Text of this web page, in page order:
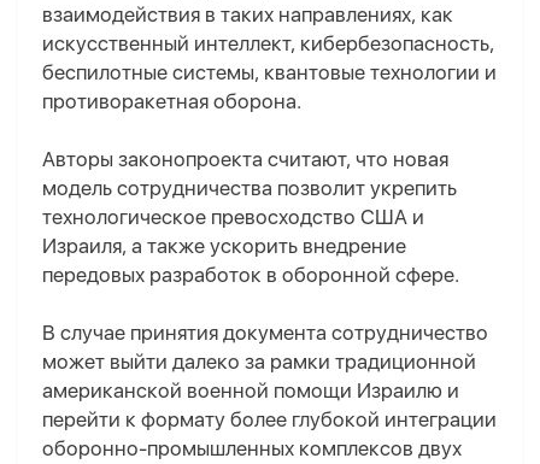
взаимодействия в таких направлениях, как
искусственный интеллект, кибербезопасность,
беспилотные системы, квантовые технологии и
противоракетная оборона.
Авторы законопроекта считают, что новая
модель сотрудничества позволит укрепить
технологическое превосходство США и
Израиля, а также ускорить внедрение
передовых разработок в оборонной сфере.
В случае принятия документа сотрудничество
может выйти далеко за рамки традиционной
американской военной помощи Израилю и
перейти к формату более глубокой интеграции
оборонно-промышленных комплексов двух